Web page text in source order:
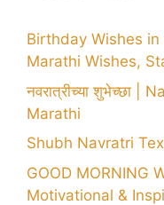
Birthday Wishes
Marathi Wishes,
नवरात्रीच्या शुभेच्छा |
Marathi
Shubh Navratri
GOOD MORNING
Motivational &